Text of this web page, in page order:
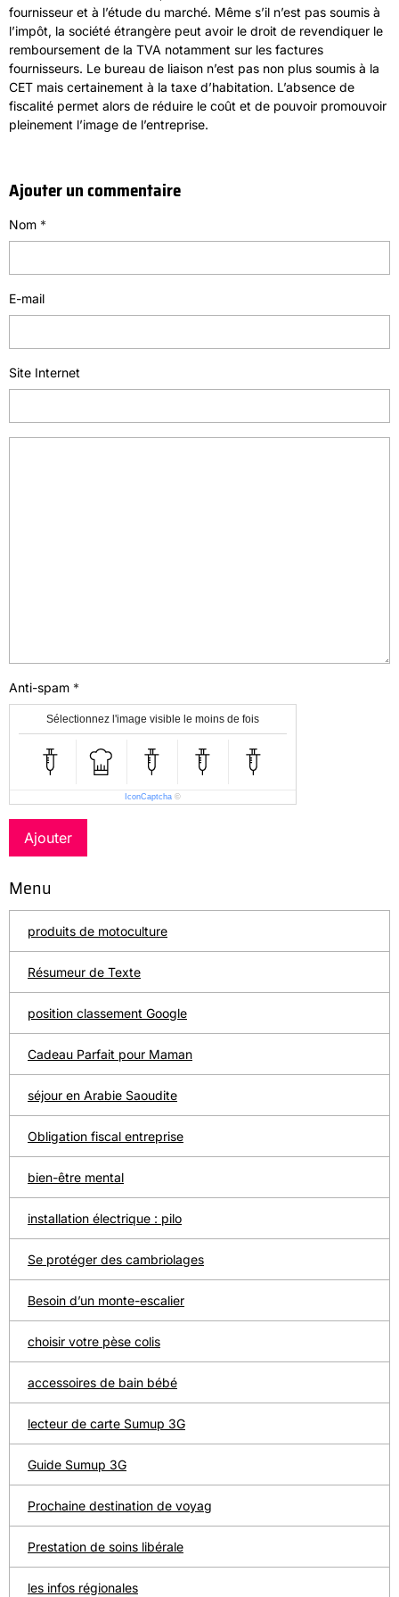
fournisseur et à l’étude du marché. Même s’il n’est pas soumis à
l’impôt, la société étrangère peut avoir le droit de revendiquer le
remboursement de la TVA notamment sur les factures
fournisseurs. Le bureau de liaison n’est pas non plus soumis à la
CET mais certainement à la taxe d’habitation. L’absence de
fiscalité permet alors de réduire le coût et de pouvoir promouvoir
pleinement l’image de l’entreprise.
Ajouter un commentaire
Nom
E-mail
Site Internet
Anti-spam
Sélectionnez l'image visible le moins de fois
IconCaptcha ©
Ajouter
Menu
produits de motoculture
Résumeur de Texte
position classement Google
Cadeau Parfait pour Maman
séjour en Arabie Saoudite
Obligation fiscal entreprise
bien-être mental
installation électrique : pilo
Se protéger des cambriolages
Besoin d’un monte-escalier
choisir votre pèse colis
accessoires de bain bébé
lecteur de carte Sumup 3G
Guide Sumup 3G
Prochaine destination de voyag
Prestation de soins libérale
les infos régionales